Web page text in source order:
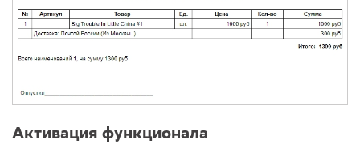
Активация функционала